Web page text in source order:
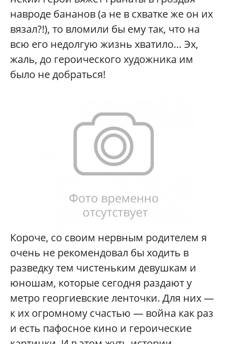
навроде бананов (а не в схватке же он их
вязал?!), то вломили бы ему так, что на
всю его недолгую жизнь хватило… Эх,
жаль, до героического художника им
было не добраться!
Короче, со своим нервным родителем я
очень не рекомендовал бы ходить в
разведку тем чистеньким девушкам и
юношам, которые сегодня раздают у
метро георгиевские ленточки. Для них —
к их огромному счастью — война как раз
и есть пафосное кино и героические